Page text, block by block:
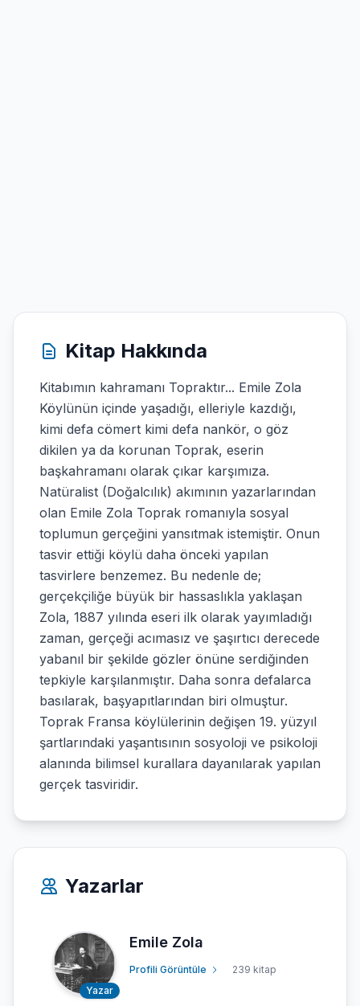
Kitap Hakkında
Kitabımın kahramanı Topraktır... Emile Zola
Köylünün içinde yaşadığı, elleriyle kazdığı,
kimi defa cömert kimi defa nankör, o göz
dikilen ya da korunan Toprak, eserin
başkahramanı olarak çıkar karşımıza.
Natüralist (Doğalcılık) akımının yazarlarından
olan Emile Zola Toprak romanıyla sosyal
toplumun gerçeğini yansıtmak istemiştir. Onun
tasvir ettiği köylü daha önceki yapılan
tasvirlere benzemez. Bu nedenle de;
gerçekçiliğe büyük bir hassaslıkla yaklaşan
Zola, 1887 yılında eseri ilk olarak yayımladığı
zaman, gerçeği acımasız ve şaşırtıcı derecede
yabanıl bir şekilde gözler önüne serdiğinden
tepkiyle karşılanmıştır. Daha sonra defalarca
basılarak, başyapıtlarından biri olmuştur.
Toprak Fransa köylülerinin değişen 19. yüzyıl
şartlarındaki yaşantısının sosyoloji ve psikoloji
alanında bilimsel kurallara dayanılarak yapılan
gerçek tasviridir.
Yazarlar
Yazar
Emile Zola
Profili Görüntüle 239 kitap